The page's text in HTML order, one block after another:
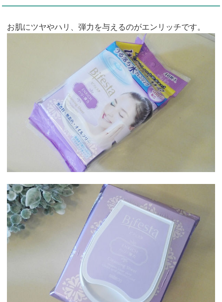
お肌にツヤやハリ、弾力を与えるのがエンリッチです。